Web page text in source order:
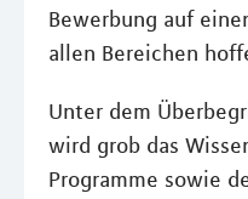
Bewerbung auf
allen Bereichen
Unter dem
wird grob das
Programme sowie